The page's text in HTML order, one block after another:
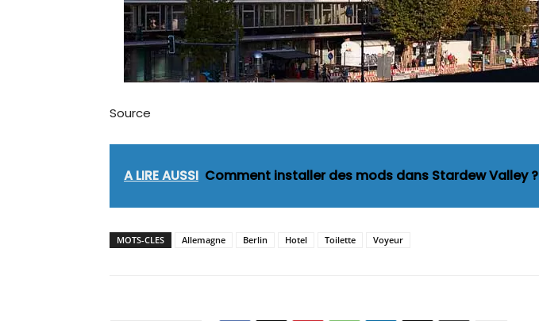
Source
A LIRE AUSSI Comment installer des mods dans Stardew Valley ?
MOTS-CLES Allemagne Berlin Hotel Toilette Voyeur